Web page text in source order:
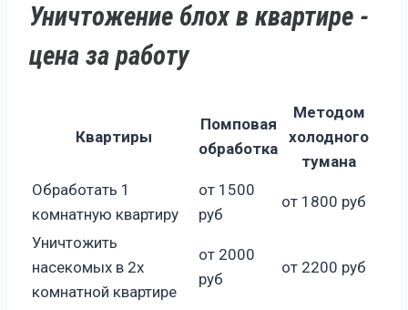
Уничтожение блох в квартире -
цена за работу
Квартиры
Помповая
обработка
Методом
холодного
тумана
Обработать 1
комнатную квартиру
от 1500
руб
от 1800 руб
Уничтожить
насекомых в 2х
комнатной квартире
от 2000
руб
от 2200 руб